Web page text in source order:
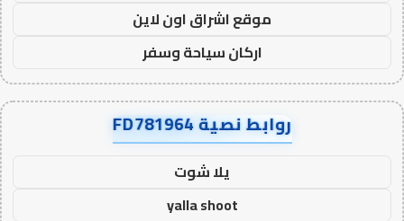
موقع اشراق اون لاين
اركان سياحة وسفر
روابط نصية FD781964
يلا شوت
yalla shoot